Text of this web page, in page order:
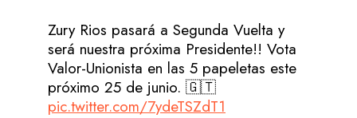
Zury Rios pasará a Segunda Vuelta y
será nuestra próxima Presidente!! Vota
Valor-Unionista en las 5 papeletas este
próximo 25 de junio. 🇬🇹
pic.twitter.com/7ydeTSZdT1